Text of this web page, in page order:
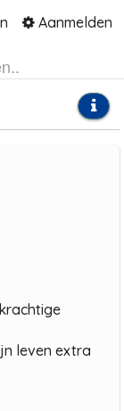
Aanmelden
leven extra